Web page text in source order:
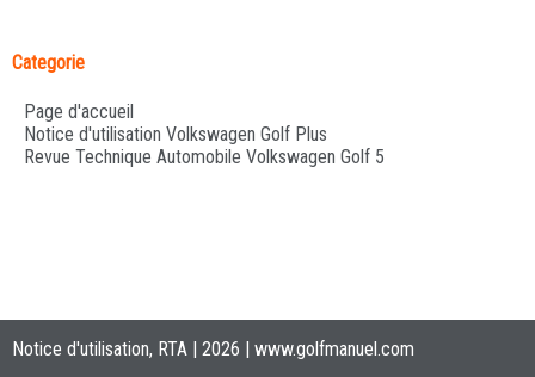
Categorie
Page d'accueil
Notice d'utilisation Volkswagen Golf Plus
Revue Technique Automobile Volkswagen Golf 5
Notice d'utilisation, RTA | 2026 | www.golfmanuel.com